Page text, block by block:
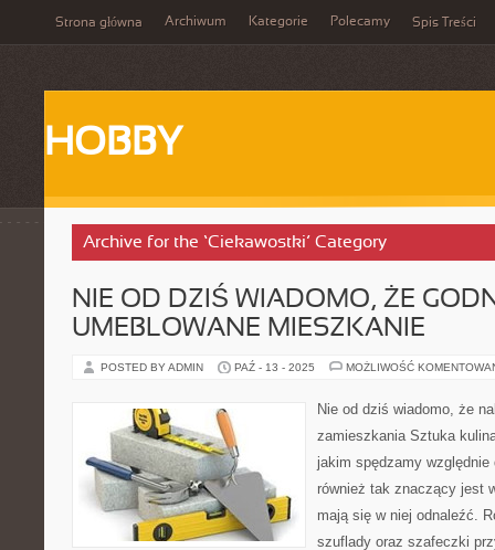
Strona główna Archiwum Kategorie Polecamy Spis Treści
HOBBY
Archive for the ‘Ciekawostki’ Category
NIE OD DZIŚ WIADOMO, ŻE
UMEBLOWANE MIESZKANIE
POSTED BY ADMIN PAŹ - 13 - 2025 MOŻLIWOŚĆ
Nie od dziś wiadomo, że
zamieszkania Sztuka
jakim spędzamy
również tak znaczący jest
mają się w niej odnaleźć.
szuflady oraz szafeczki